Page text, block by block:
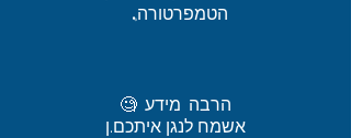
הטמפרטורה.
הרבה מידע 🧐
אשמח לנגן איתכם.ן